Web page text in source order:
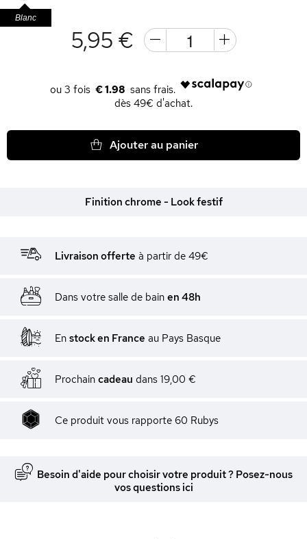
5,95 €
€ 1.98
dès 49€ d'achat.
Ajouter au panier
Finition chrome - Look festif
Livraison offerte à partir de 49€
Dans votre salle de bain en 48h
En stock en France au Pays Basque
Prochain cadeau dans 19,00 €
Ce produit vous rapporte 60 Rubys
Besoin d'aide pour choisir votre produit ? Posez-nous
vos questions ici
Blanc